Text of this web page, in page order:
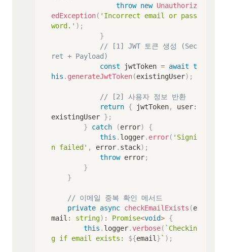
throw new Unauthoriz
edException( 'Incorrect email or pass
word.' ) ;
}
// [1] JWT 토큰 생성 (Sec
ret + Payload)
const jwtToken = await t
his . generateJwtToken(existingUser) ;
// [2] 사용자 정보 반환
return { jwtToken, user:
existingUser } ;
}
catch (error)
{
this . logger. error( 'Signi
n failed' , error. stack) ;
throw error;
}
}
// 이메일 중복 확인 메서드
private async checkEmailExists (e
mail : string) : Promise<void> {
this . logger.verbose( ` Checkin
g if email exists: ${email } ` ) ;